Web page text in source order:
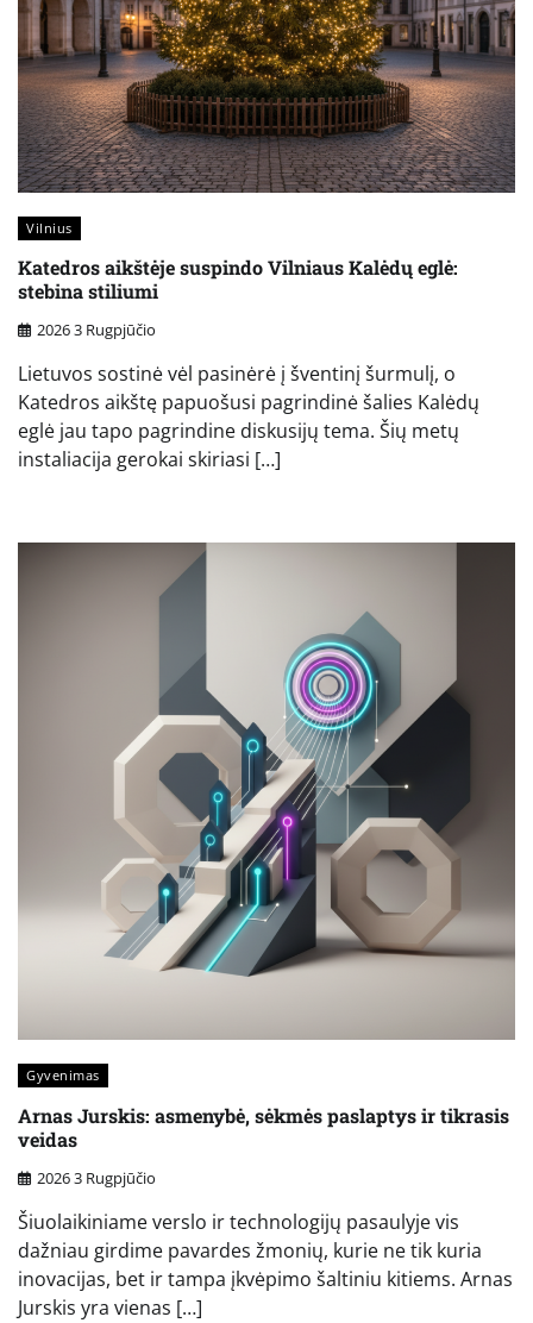
Vilnius
Katedros aikštėje suspindo Vilniaus Kalėdų eglė:
stebina stiliumi
2026 3 Rugpjūčio
Lietuvos sostinė vėl pasinėrė į šventinį šurmulį, o
Katedros aikštę papuošusi pagrindinė šalies Kalėdų
eglė jau tapo pagrindine diskusijų tema. Šių metų
instaliacija gerokai skiriasi […]
Gyvenimas
Arnas Jurskis: asmenybė, sėkmės paslaptys ir tikrasis
veidas
2026 3 Rugpjūčio
Šiuolaikiniame verslo ir technologijų pasaulyje vis
dažniau girdime pavardes žmonių, kurie ne tik kuria
inovacijas, bet ir tampa įkvėpimo šaltiniu kitiems. Arnas
Jurskis yra vienas […]